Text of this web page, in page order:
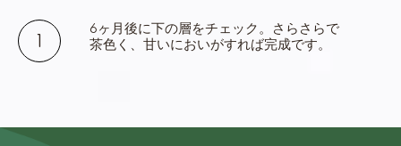
6ヶ月後に下の層をチェック。さらさらで
茶色く、甘いにおいがすれば完成です。